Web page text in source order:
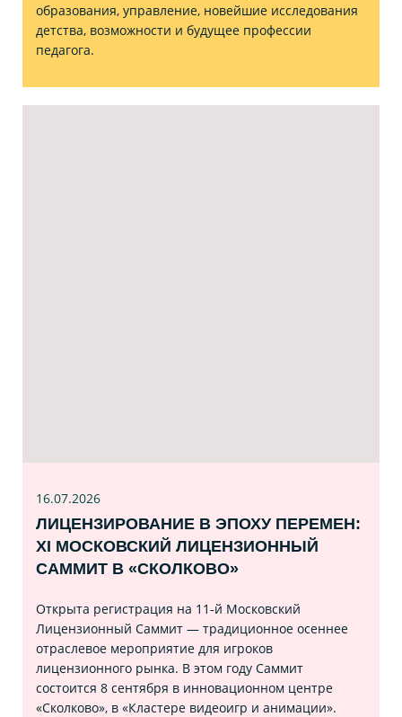
образования, управление, новейшие исследования
детства, возможности и будущее профессии
педагога.
16.07.2026
ЛИЦЕНЗИРОВАНИЕ В ЭПОХУ ПЕРЕМЕН:
XI МОСКОВСКИЙ ЛИЦЕНЗИОННЫЙ
САММИТ В «СКОЛКОВО»
Открыта регистрация на 11‑й Московский
Лицензионный Саммит — традиционное осеннее
отраслевое мероприятие для игроков
лицензионного рынка. В этом году Саммит
состоится 8 сентября в инновационном центре
«Сколково», в «Кластере видеоигр и анимации».